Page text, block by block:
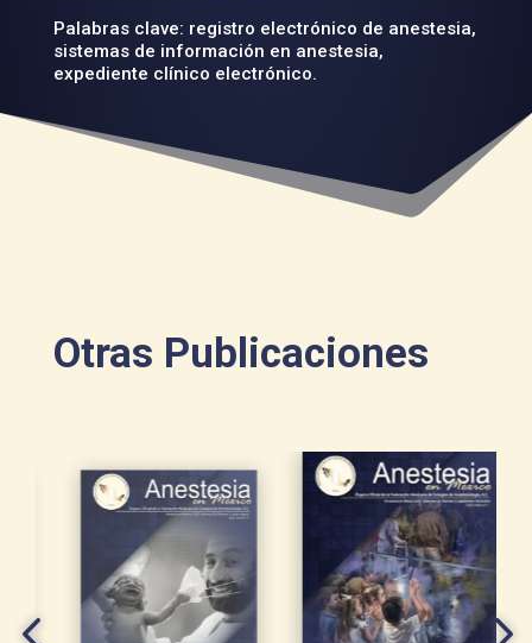
Palabras clave: registro electrónico de anestesia,
sistemas de información en anestesia,
expediente clínico electrónico.
Otras Publicaciones